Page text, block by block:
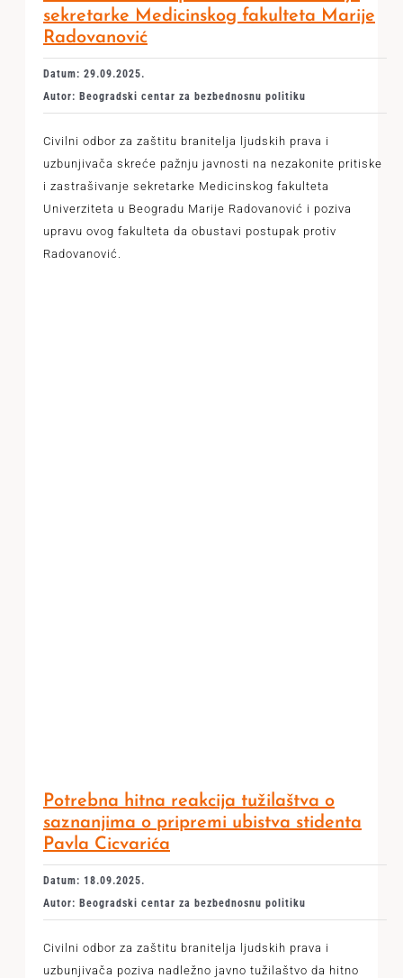
sekretarke Medicinskog fakulteta Marije
Radovanović
Datum: 29.09.2025.
Autor: Beogradski centar za bezbednosnu politiku
Civilni odbor za zaštitu branitelja ljudskih prava i
uzbunjivača skreće pažnju javnosti na nezakonite pritiske
i zastrašivanje sekretarke Medicinskog fakulteta
Univerziteta u Beogradu Marije Radovanović i poziva
upravu ovog fakulteta da obustavi postupak protiv
Radovanović.
Potrebna hitna reakcija tužilaštva o
saznanjima o pripremi ubistva stidenta
Pavla Cicvarića
Datum: 18.09.2025.
Autor: Beogradski centar za bezbednosnu politiku
Civilni odbor za zaštitu branitelja ljudskih prava i
uzbunjivača poziva nadležno javno tužilaštvo da hitno